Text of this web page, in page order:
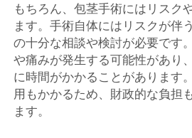
もちろん、包茎手術にはリスク
ます。手術自体にはリスクが伴
の十分な相談や検討が必要です
や痛みが発生する可能性があり
に時間がかかることがあります
用もかかるため、財政的な負担
ます。